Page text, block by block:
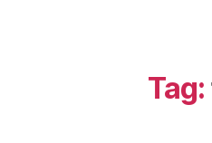
Tag: